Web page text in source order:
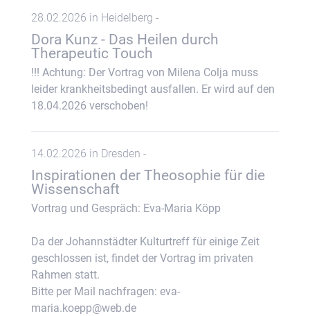
28.02.2026 in Heidelberg -
Dora Kunz - Das Heilen durch
Therapeutic Touch
!!! Achtung: Der Vortrag von Milena Colja muss
leider krankheitsbedingt ausfallen. Er wird auf den
18.04.2026 verschoben!
14.02.2026 in Dresden -
Inspirationen der Theosophie für die
Wissenschaft
Vortrag und Gespräch: Eva-Maria Köpp
Da der Johannstädter Kulturtreff für einige Zeit
geschlossen ist, findet der Vortrag im privaten
Rahmen statt.
Bitte per Mail nachfragen: eva-
maria.koepp@web.de